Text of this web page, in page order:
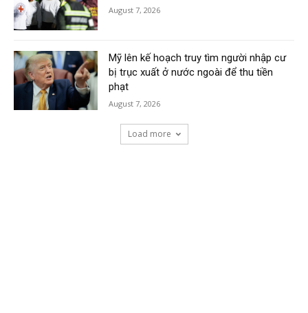
August 7, 2026
Mỹ lên kế hoạch truy tìm người nhập cư
bị trục xuất ở nước ngoài để thu tiền
phạt
August 7, 2026
Load more